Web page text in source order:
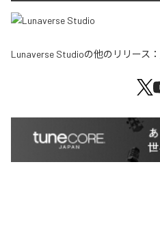
Lunaverse Studioの他のリリース：